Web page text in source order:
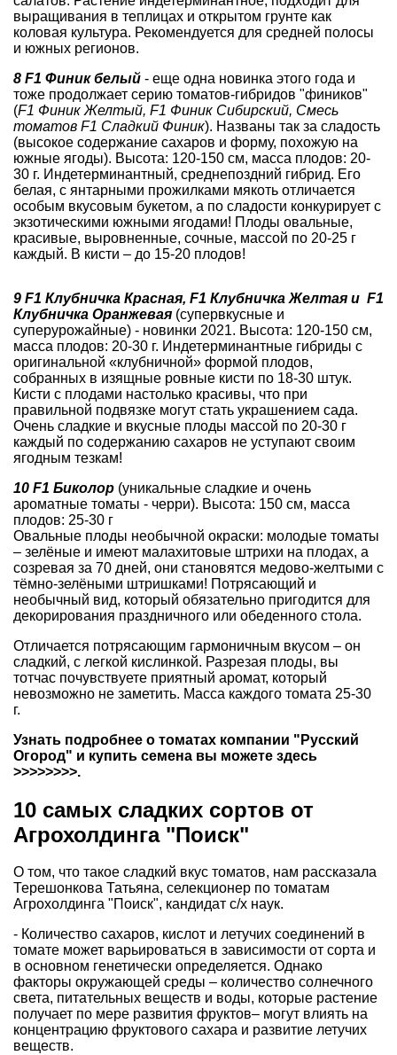
выращивания в теплицах и открытом грунте как
коловая культура. Рекомендуется для средней полосы
и южных регионов.
8 F1 Финик белый - еще одна новинка этого года и
тоже продолжает серию томатов-гибридов "фиников"
(F1 Финик Желтый, F1 Финик Сибирский, Смесь
томатов F1 Сладкий Финик). Названы так за сладость
(высокое содержание сахаров и форму, похожую на
южные ягоды). Высота: 120-150 см, масса плодов: 20-
30 г. Индетерминантный, среднепоздний гибрид. Его
белая, с янтарными прожилками мякоть отличается
особым вкусовым букетом, а по сладости конкурирует с
экзотическими южными ягодами! Плоды овальные,
красивые, выровненные, сочные, массой по 20-25 г
каждый. В кисти – до 15-20 плодов!
9 F1 Клубничка Красная, F1 Клубничка Желтая и F1
Клубничка Оранжевая (супервкусные и
суперурожайные) - новинки 2021. Высота: 120-150 см,
масса плодов: 20-30 г. Индетерминантные гибриды с
оригинальной «клубничной» формой плодов,
собранных в изящные ровные кисти по 18-30 штук.
Кисти с плодами настолько красивы, что при
правильной подвязке могут стать украшением сада.
Очень сладкие и вкусные плоды массой по 20-30 г
каждый по содержанию сахаров не уступают своим
ягодным тезкам!
10 F1 Биколор (уникальные сладкие и очень
ароматные томаты - черри). Высота: 150 см, масса
плодов: 25-30 г
Овальные плоды необычной окраски: молодые томаты
– зелёные и имеют малахитовые штрихи на плодах, а
созревая за 70 дней, они становятся медово-желтыми с
тёмно-зелёными штришками! Потрясающий и
необычный вид, который обязательно пригодится для
декорирования праздничного или обеденного стола.
Отличается потрясающим гармоничным вкусом – он
сладкий, с легкой кислинкой. Разрезая плоды, вы
тотчас почувствуете приятный аромат, который
невозможно не заметить. Масса каждого томата 25-30
г.
Узнать подробнее о томатах компании "Русский
Огород" и купить семена вы можете здесь
>>>>>>>>.
10 самых сладких сортов от
Агрохолдинга "Поиск"
О том, что такое сладкий вкус томатов, нам рассказала
Терешонкова Татьяна, селекционер по томатам
Агрохолдинга "Поиск", кандидат с/х наук.
- Количество сахаров, кислот и летучих соединений в
томате может варьироваться в зависимости от сорта и
в основном генетически определяется. Однако
факторы окружающей среды – количество солнечного
света, питательных веществ и воды, которые растение
получает по мере развития фруктов– могут влиять на
концентрацию фруктового сахара и развитие летучих
веществ.